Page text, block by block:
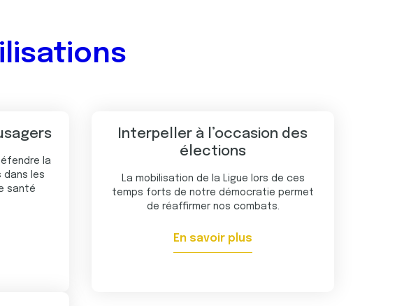
la
dans les
santé
Interpeller à l’occasion des
élections
La mobilisation de la Ligue lors de ces
temps forts de notre démocratie permet
de réaffirmer nos combats.
En savoir plus